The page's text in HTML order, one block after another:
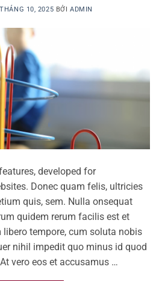
10, 2025 BỞI ADMIN
developed for
Donec quam felis, ultricies
quis, sem. Nulla onsequat
quidem rerum facilis est et
tempore, cum soluta nobis
nihil impedit quo minus id quod
vero eos et accusamus …